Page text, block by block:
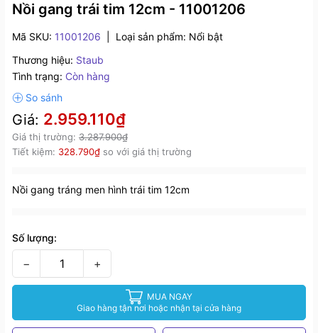
Nồi gang trái tim 12cm - 11001206
Mã SKU: 11001206 Loại sản phẩm: Nổi bật
Thương hiệu: Staub
Tình trạng: Còn hàng
Giá: 2.959.110₫
Giá thị trường: 3.287.900₫
Tiết kiệm: 328.790₫ so với giá thị trường
Nồi gang tráng men hình trái tim 12cm
Số lượng:
− +
MUA NGAY
Giao hàng tận nơi hoặc nhận tại cửa hàng